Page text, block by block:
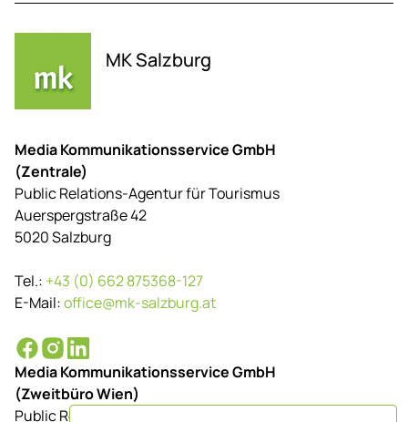
MK Salzburg
Media Kommunikationsservice GmbH
(Zentrale)
Public Relations-Agentur für Tourismus
Auerspergstraße 42
5020 Salzburg
Tel.: +43 (0) 662 875368-127
E-Mail:office@mk-salzburg.at
Media Kommunikationsservice GmbH
(Zweitbüro Wien)
Public Relations-Agentur für Tourismus